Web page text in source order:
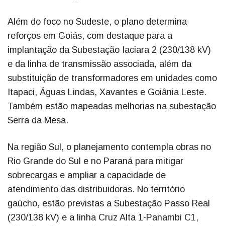
Além do foco no Sudeste, o plano determina
reforços em Goiás, com destaque para a
implantação da Subestação Iaciara 2 (230/138 kV)
e da linha de transmissão associada, além da
substituição de transformadores em unidades como
Itapaci, Águas Lindas, Xavantes e Goiânia Leste.
Também estão mapeadas melhorias na subestação
Serra da Mesa.
Na região Sul, o planejamento contempla obras no
Rio Grande do Sul e no Paraná para mitigar
sobrecargas e ampliar a capacidade de
atendimento das distribuidoras. No território
gaúcho, estão previstas a Subestação Passo Real
(230/138 kV) e a linha Cruz Alta 1-Panambi C1,